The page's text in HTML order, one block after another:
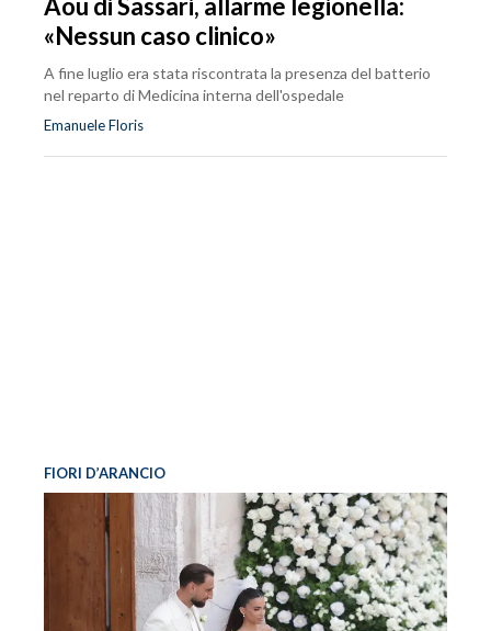
Aou di Sassari, allarme legionella:
«Nessun caso clinico»
A fine luglio era stata riscontrata la presenza del batterio
nel reparto di Medicina interna dell'ospedale
Emanuele Floris
FIORI D’ARANCIO